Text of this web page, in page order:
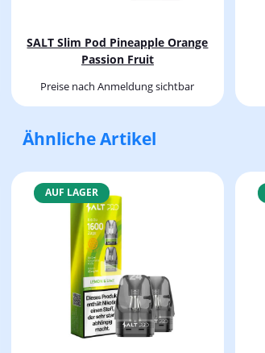
SALT Slim Pod Pineapple Orange
Passion Fruit
Preise nach Anmeldung sichtbar
Ähnliche Artikel
AUF LAGER